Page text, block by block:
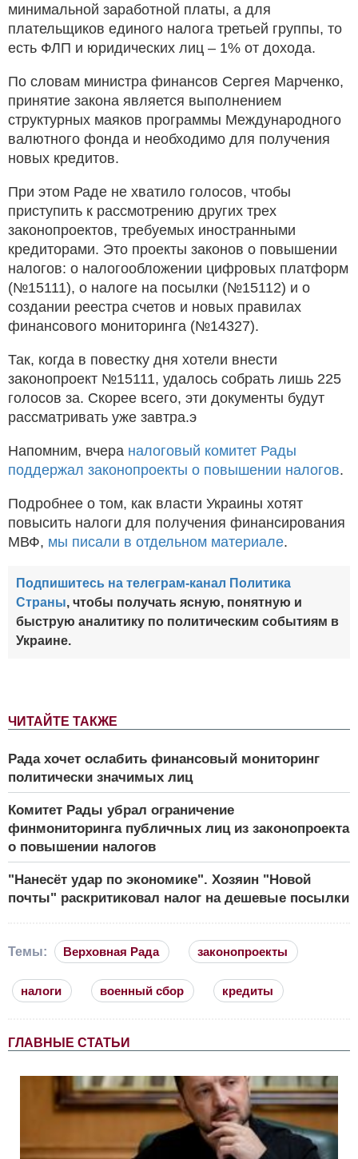
ЧИТАЙТЕ ТАКЖЕ
Рада хочет ослабить финансовый мониторинг
политически значимых лиц
Комитет Рады убрал ограничение
финмониторинга публичных лиц из законопроекта
о повышении налогов
"Нанесёт удар по экономике". Хозяин "Новой
почты" раскритиковал налог на дешевые посылки
минимальной заработной платы, а для
плательщиков единого налога третьей группы, то
есть ФЛП и юридических лиц – 1% от дохода.
По словам министра финансов Сергея Марченко,
принятие закона является выполнением
структурных маяков программы Международного
валютного фонда и необходимо для получения
новых кредитов.
При этом Раде не хватило голосов, чтобы
приступить к рассмотрению других трех
законопроектов, требуемых иностранными
кредиторами. Это проекты законов о повышении
налогов: о налогообложении цифровых платформ
(№15111), о налоге на посылки (№15112) и о
создании реестра счетов и новых правилах
финансового мониторинга (№14327).
Так, когда в повестку дня хотели внести
законопроект №15111, удалось собрать лишь 225
голосов за. Скорее всего, эти документы будут
рассматривать уже завтра.э
Напомним, вчера налоговый комитет Рады
поддержал законопроекты о повышении налогов.
Подробнее о том, как власти Украины хотят
повысить налоги для получения финансирования
МВФ, мы писали в отдельном материале.
Подпишитесь на телеграм-канал Политика
Страны, чтобы получать ясную, понятную и
быструю аналитику по политическим событиям в
Украине.
Темы: Верховная Рада законопроекты
налоги военный сбор кредиты
ГЛАВНЫЕ СТАТЬИ